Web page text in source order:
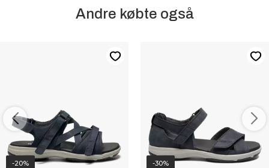
Andre købte også
-20% -30%